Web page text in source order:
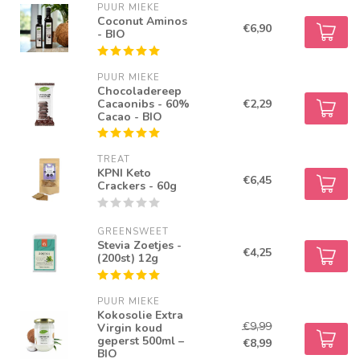
PUUR MIEKE
Coconut Aminos
- BIO
€6,90
PUUR MIEKE
Chocoladereep
Cacaonibs - 60%
Cacao - BIO
€2,29
TREAT
KPNI Keto
Crackers - 60g
€6,45
GREENSWEET
Stevia Zoetjes -
(200st) 12g
€4,25
PUUR MIEKE
Kokosolie Extra
Virgin koud
geperst 500ml –
BIO
€9,99
€8,99